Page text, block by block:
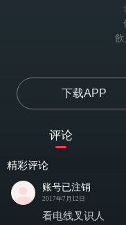
商店街の
在商店街
被五彩装饰招诱
吊扇的影子不断回转
七色光る硝子瓶
被那散发七色光
「時と言う名
下载APP
评论
精彩评论
账号已注销
2017年7月12日
看电线叉识人